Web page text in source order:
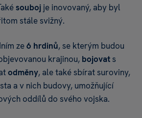
souboj je inovovaný, aby byl
stále svižný.
ze6 hrdinů, se kterým budou
krajinou, bojovat s
odměny, ale také sbírat suroviny,
a v nich budovy, umožňující
oddílů do svého vojska.